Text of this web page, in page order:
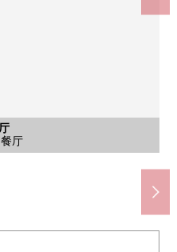
厅
厅
厅
厅
厅
厅
室
室
车
间
张塌塌米)
间
张塌塌米)
间
张塌塌米)
纳
西南一侧风景
台
台
间
间
部分)